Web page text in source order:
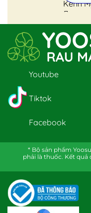
Kênh
Youtube
Tiktok
Facebook
* Bộ sản phẩm
phải là thuốc. Kết quả